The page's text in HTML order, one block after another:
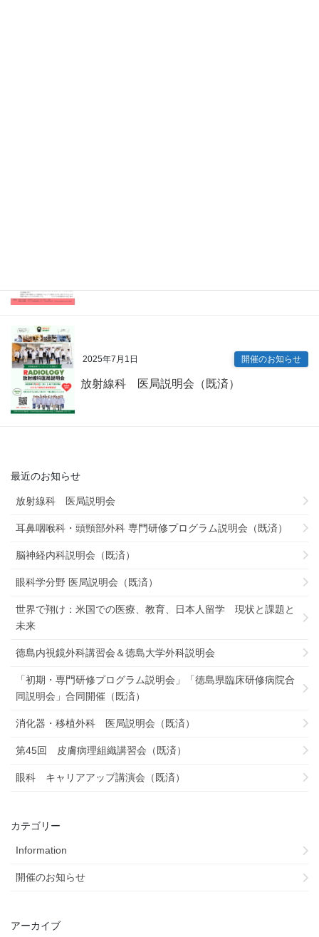
2025年7月1日 開催のお知らせ
放射線科 医局説明会（既済）
最近のお知らせ
放射線科 医局説明会
耳鼻咽喉科・頭頸部外科 専門研修プログラム説明会（既済）
脳神経内科説明会（既済）
眼科学分野 医局説明会（既済）
世界で翔け：米国での医療、教育、日本人留学 現状と課題と
未来
徳島内視鏡外科講習会＆徳島大学外科説明会
「初期・専門研修プログラム説明会」「徳島県臨床研修病院合
同説明会」合同開催（既済）
消化器・移植外科 医局説明会（既済）
第45回 皮膚病理組織講習会（既済）
眼科 キャリアアップ講演会（既済）
カテゴリー
Information
開催のお知らせ
アーカイブ